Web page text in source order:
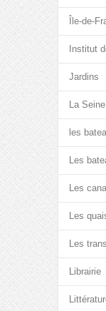
Île-de-
Institut
Jardins
La
les
Les
Les
Les
Les
Librairie